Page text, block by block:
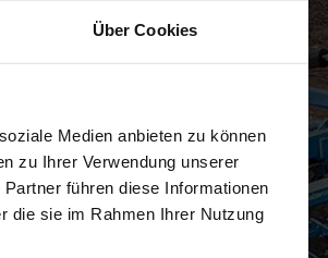
Über Cookies
Medien anbieten zu können
zu Ihrer Verwendung unserer
führen diese Informationen
die sie im Rahmen Ihrer Nutzung